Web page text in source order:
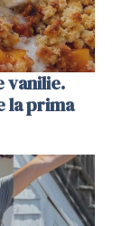
vanilie.
la prima